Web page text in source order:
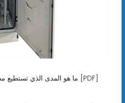
ما هو المدى الذي تستطيع مضخة المياه الشمسية ضخه؟ [PDF]